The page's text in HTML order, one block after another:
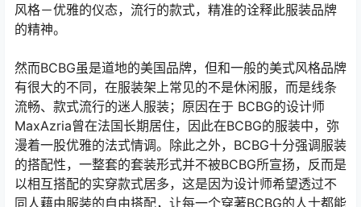
风格－优雅的仪态，流行的款式，精准的诠释此服装品牌
的精神。
然而BCBG虽是道地的美国品牌，但和一般的美式风格品牌
有很大的不同，在服装架上常见的不是休闲服，而是线条
流畅、款式流行的迷人服装；原因在于 BCBG的设计师
MaxAzria曾在法国长期居住，因此在BCBG的服装中，弥
漫着一股优雅的法式情调。除此之外，BCBG十分强调服装
的搭配性，一整套的套装形式并不被BCBG所宣扬，反而是
以相互搭配的实穿款式居多，这是因为设计师希望透过不
同人藉由服装的自由搭配，让每一个穿著BCBG的人士都能